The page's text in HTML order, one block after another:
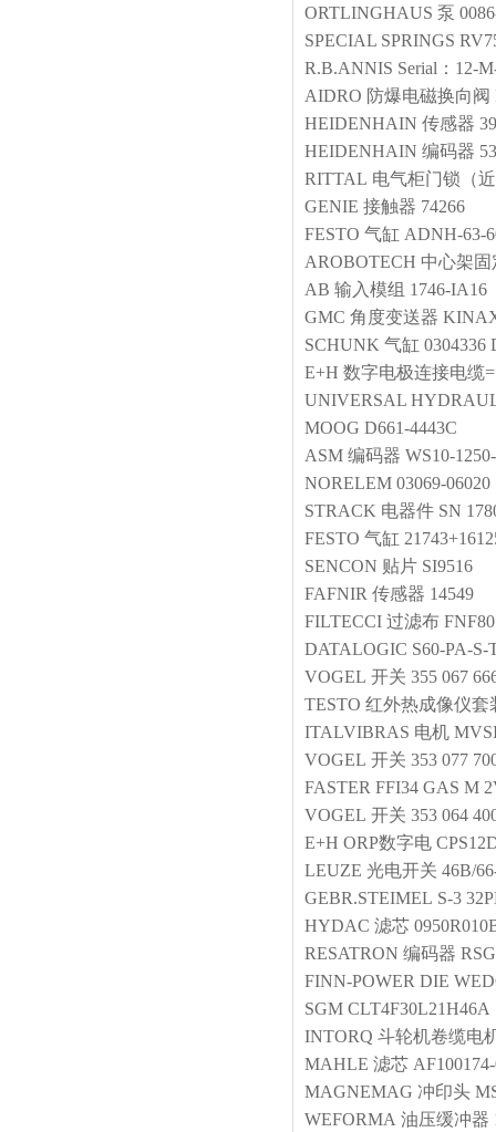
ORTLINGHAUS 泵
SPECIAL SPRINGS
R.B.ANNIS Serial：12-
AIDRO 防爆电磁换向阀
HEIDENHAIN 传感器
HEIDENHAIN 编码器
RITTAL 电气柜门锁（
GENIE 接触器 74266
FESTO 气缸 ADNH-63-
AROBOTECH 中心架固
AB 输入模组 1746-IA16
GMC 角度变送器
SCHUNK 气缸 0304336
E+H 数字电极连接电缆=
UNIVERSAL
MOOG D661-4443C
ASM 编码器 WS10-
NORELEM 03069-06020
STRACK 电器件 SN
FESTO 气缸
SENCON 贴片 SI9516
FAFNIR 传感器 14549
FILTECCI 过滤布 FNF80
DATALOGIC S60-PA-S-
VOGEL 开关 355 067
TESTO 红外热成像仪套
ITALVIBRAS 电机
VOGEL 开关 353 077
FASTER FFI34 GAS M
VOGEL 开关 353 064
E+H ORP数字电
LEUZE 光电开关 46B/
GEBR.STEIMEL S-3
HYDAC 滤芯
RESATRON 编码器
FINN-POWER DIE
SGM CLT4F30L21H46A
INTORQ 斗轮机卷缆电
MAHLE 滤芯
MAGNEMAG 冲印头
WEFORMA 油压缓冲器